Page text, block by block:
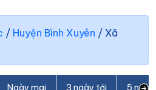
/ Huyện Bình Xuyên / Xã
Ngày mai 3 ngày tới 5